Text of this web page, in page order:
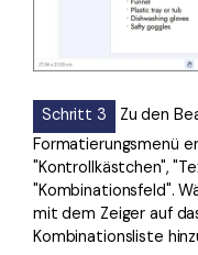
Schritt 3
Zu den
Formatierungsmenü
"Kontrollkästchen",
"Kombinationsfeld".
mit dem Zeiger auf
Kombinationsliste